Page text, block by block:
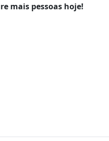
mais pessoas hoje!